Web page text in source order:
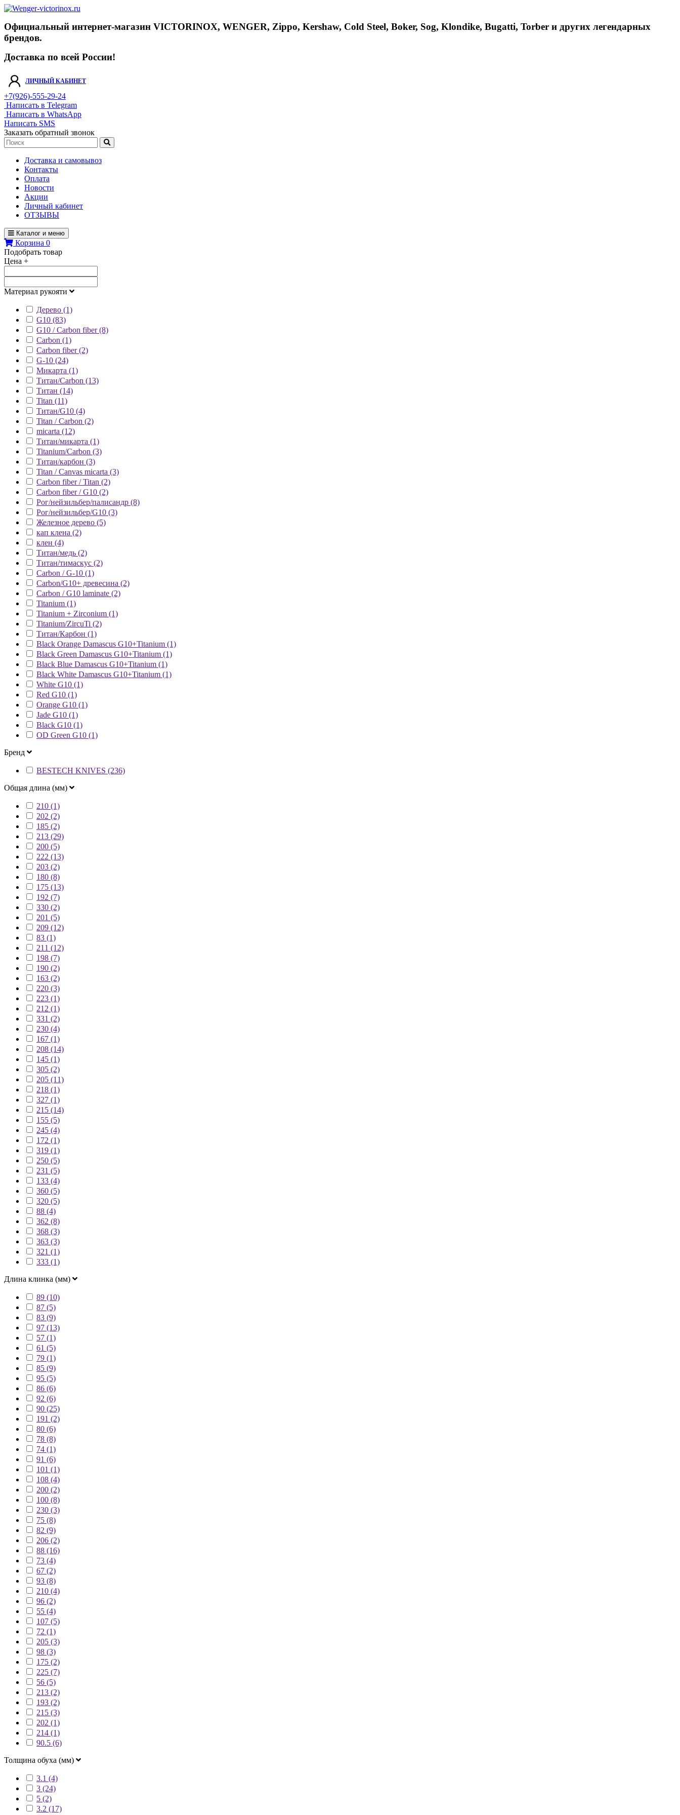
Официальный интернет-магазин VICTORINOX, WENGER, Zippo, Kershaw, Cold Steel, Boker, Sog, Klondike, Bugatti, Torber и других легендарных
брендов.
Доставка по всей России!
ЛИЧНЫЙ КАБИНЕТ
+7(926)-555-29-24
Написать в Telegram
Написать в WhatsApp
Написать SMS
Заказать обратный звонок
Доставка и самовывоз
Контакты
Оплата
Новости
Акции
Личный кабинет
ОТЗЫВЫ
Каталог и меню
Корзина 0
Подобрать товар
Цена +
Материал рукояти
Дерево (1)
G10 (83)
G10 / Carbon fiber (8)
Carbon (1)
Carbon fiber (2)
G-10 (24)
Микарта (1)
Титан/Carbon (13)
Титан (14)
Titan (11)
Титан/G10 (4)
Titan / Carbon (2)
micarta (12)
Титан/микарта (1)
Titanium/Carbon (3)
Титан/карбон (3)
Titan / Canvas micarta (3)
Carbon fiber / Titan (2)
Carbon fiber / G10 (2)
Рог/нейзильбер/палисандр (8)
Рог/нейзильбер/G10 (3)
Железное дерево (5)
кап клена (2)
клен (4)
Титан/медь (2)
Титан/тимаскус (2)
Carbon / G-10 (1)
Carbon/G10+ древесина (2)
Carbon / G10 laminate (2)
Titanium (1)
Titanium + Zirconium (1)
Titanium/ZircuTi (2)
Титан/Карбон (1)
Black Orange Damascus G10+Titanium (1)
Black Green Damascus G10+Titanium (1)
Black Blue Damascus G10+Titanium (1)
Black White Damascus G10+Titanium (1)
White G10 (1)
Red G10 (1)
Orange G10 (1)
Jade G10 (1)
Black G10 (1)
OD Green G10 (1)
Бренд
BESTECH KNIVES (236)
Общая длина (мм)
210 (1)
202 (2)
185 (2)
213 (29)
200 (5)
222 (13)
203 (2)
180 (8)
175 (13)
192 (7)
330 (2)
201 (5)
209 (12)
83 (1)
211 (12)
198 (7)
190 (2)
163 (2)
220 (3)
223 (1)
212 (1)
331 (2)
230 (4)
167 (1)
208 (14)
145 (1)
305 (2)
205 (11)
218 (1)
327 (1)
215 (14)
155 (5)
245 (4)
172 (1)
319 (1)
250 (5)
231 (5)
133 (4)
360 (5)
320 (5)
88 (4)
362 (8)
368 (3)
363 (3)
321 (1)
333 (1)
Длина клинка (мм)
89 (10)
87 (5)
83 (9)
97 (13)
57 (1)
61 (5)
79 (1)
85 (9)
95 (5)
86 (6)
92 (6)
90 (25)
191 (2)
80 (6)
78 (8)
74 (1)
91 (6)
101 (1)
108 (4)
200 (2)
100 (8)
230 (3)
75 (8)
82 (9)
206 (2)
88 (16)
73 (4)
67 (2)
93 (8)
210 (4)
96 (2)
55 (4)
107 (5)
72 (1)
205 (3)
98 (3)
175 (2)
225 (7)
56 (5)
213 (2)
193 (2)
215 (3)
202 (1)
214 (1)
90.5 (6)
Толщина обуха (мм)
3.1 (4)
3 (24)
5 (2)
3.2 (17)